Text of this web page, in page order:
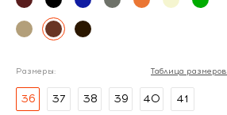
Размеры: Таблица размеров
36 37 38 39 40 41